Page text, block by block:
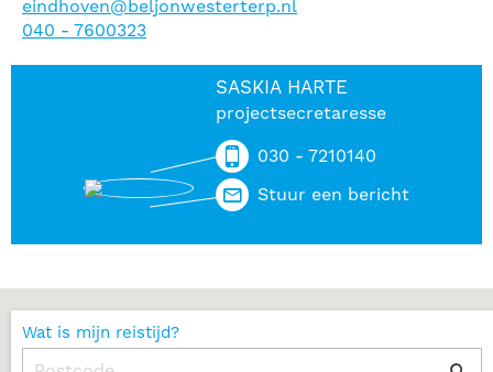
eindhoven@beljonwesterterp.nl
040 - 7600323
SASKIA HARTE
projectsecretaresse
030 - 7210140
Stuur een bericht
Wat is mijn reistijd?